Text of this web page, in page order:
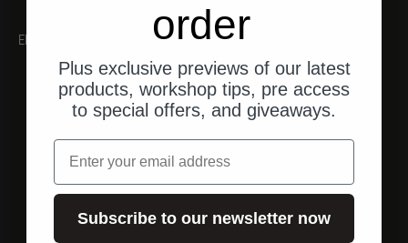
EMPFEHLUNGEN
order
Plus exclusive previews of our latest
products, workshop tips, pre access
to special offers, and giveaways.
Email
Subscribe to our newsletter now